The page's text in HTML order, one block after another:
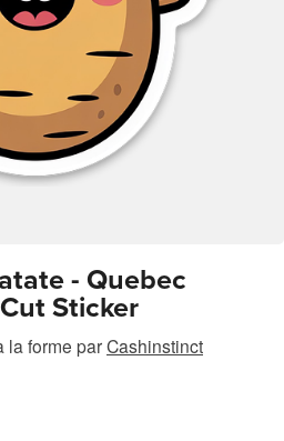
- Quebec
Sticker
la forme parCashinstinct